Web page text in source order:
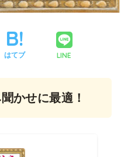
はてブ LINE
かせに最適！